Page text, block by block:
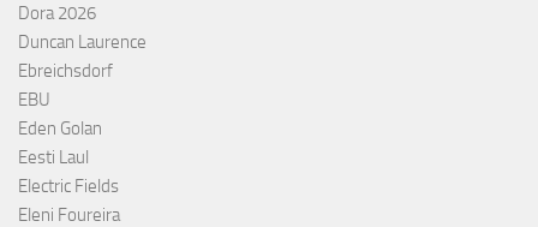
Dora 2026
Duncan Laurence
Ebreichsdorf
EBU
Eden Golan
Eesti Laul
Electric Fields
Eleni Foureira